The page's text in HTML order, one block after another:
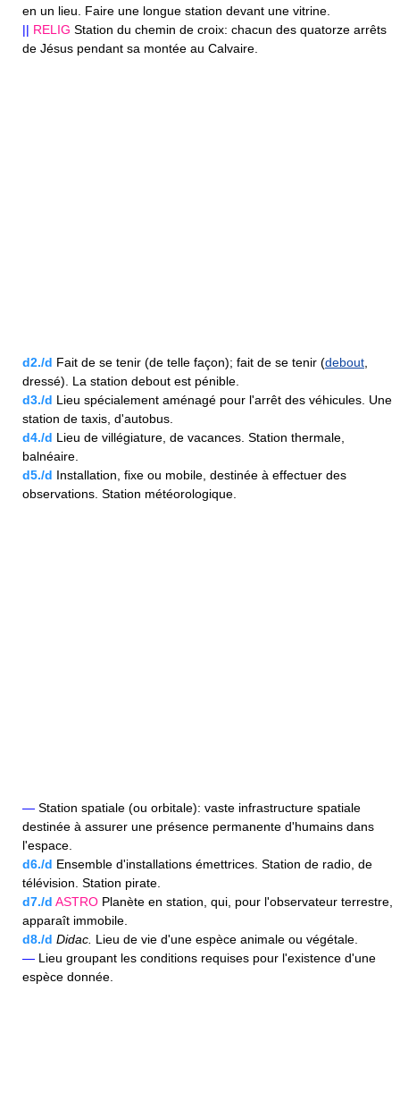
en un lieu. Faire une longue station devant une vitrine.
|| RELIG Station du chemin de croix: chacun des quatorze arrêts
de Jésus pendant sa montée au Calvaire.
d2./d Fait de se tenir (de telle façon); fait de se tenir (debout
dressé). La station debout est pénible.
d3./d Lieu spécialement aménagé pour l'arrêt des véhicules. Une
station de taxis, d'autobus.
d4./d Lieu de villégiature, de vacances. Station thermale,
balnéaire.
d5./d Installation, fixe ou mobile, destinée à effectuer des
observations. Station météorologique.
— Station spatiale (ou orbitale): vaste infrastructure spatiale
destinée à assurer une présence permanente d'humains dans
l'espace.
d6./d Ensemble d'installations émettrices. Station de radio, de
télévision. Station pirate.
d7./d ASTRO Planète en station, qui, pour l'observateur terrestre,
apparaît immobile.
d8./d Didac. Lieu de vie d'une espèce animale ou végétale.
— Lieu groupant les conditions requises pour l'existence d'une
espèce donnée.